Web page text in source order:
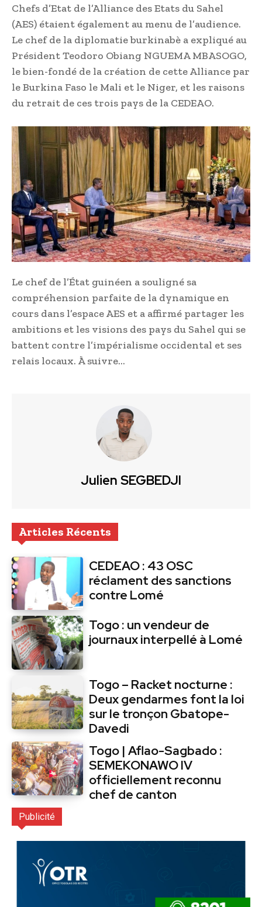
Chefs d’Etat de l’Alliance des Etats du Sahel
(AES) étaient également au menu de l’audience.
Le chef de la diplomatie burkinabè a expliqué au
Président Teodoro Obiang NGUEMA MBASOGO,
le bien-fondé de la création de cette Alliance par
le Burkina Faso le Mali et le Niger, et les raisons
du retrait de ces trois pays de la CEDEAO.
Le chef de l’État guinéen a souligné sa
compréhension parfaite de la dynamique en
cours dans l’espace AES et a affirmé partager les
ambitions et les visions des pays du Sahel qui se
battent contre l’impérialisme occidental et ses
relais locaux. À suivre…
Julien SEGBEDJI
Articles Récents
CEDEAO : 43 OSC
réclament des sanctions
contre Lomé
Togo : un vendeur de
journaux interpellé à Lomé
Togo – Racket nocturne :
Deux gendarmes font la loi
sur le tronçon Gbatope-
Davedi
Togo | Aflao-Sagbado :
SEMEKONAWO IV
officiellement reconnu
chef de canton
Publicité